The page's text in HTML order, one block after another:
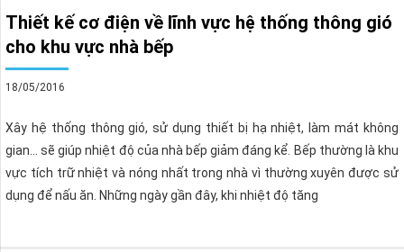
Thiết kế cơ điện về lĩnh vực hệ thống thông gió
cho khu vực nhà bếp
18/05/2016
Xây hệ thống thông gió, sử dụng thiết bị hạ nhiệt, làm mát không
gian… sẽ giúp nhiệt độ của nhà bếp giảm đáng kể. Bếp thường là khu
vực tích trữ nhiệt và nóng nhất trong nhà vì thường xuyên được sử
dụng để nấu ăn. Những ngày gần đây, khi nhiệt độ tăng